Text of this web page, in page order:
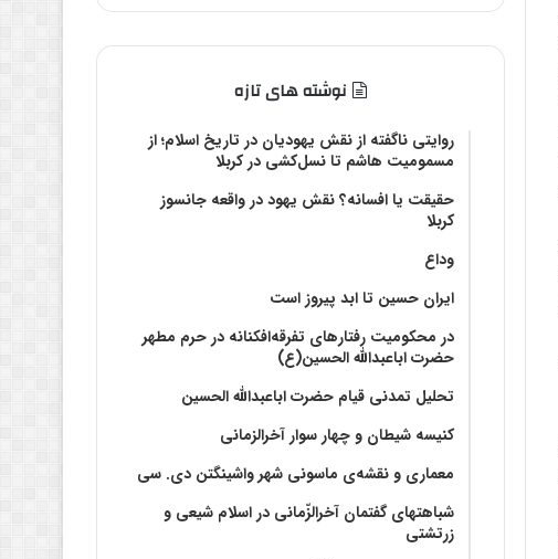
نوشته های تازه
روایتی ناگفته از نقش یهودیان در تاریخ اسلام؛ از
مسمومیت هاشم تا نسل‌کشی در کربلا
حقیقت یا افسانه؟‌ نقش یهود در واقعه جانسوز
کربلا
وداع
ایران حسین تا ابد پیروز است
در محکومیت رفتارهای تفرقه‌افکنانه در حرم مطهر
حضرت اباعبدالله الحسین(ع)
تحلیل تمدنی قیام حضرت اباعبدالله الحسین
کنیسه شیطان و چهار سوار آخرالزمانی
معماری و نقشه‌ی ماسونی شهر واشينگتن دی. سی
شباهتهای گفتمان آخر‌الزّمانی در اسلام شیعی و
زرتشتی